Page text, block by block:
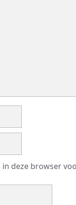
deze browser